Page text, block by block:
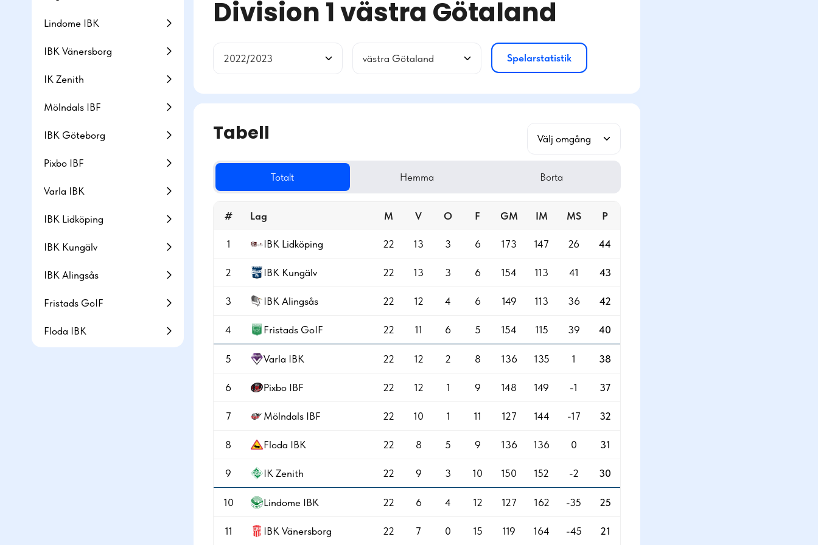
Lindome IBK
IBK Vänersborg
IK Zenith
Mölndals IBF
IBK Göteborg
Pixbo IBF
Varla IBK
IBK Lidköping
IBK Kungälv
IBK Alingsås
Fristads GoIF
Floda IBK
Division 1 västra Götaland
2022/2023 västra Götaland Spelarstatistik
Tabell Välj omgång
Totalt Hemma Borta
# Lag M V O F GM IM MS P
1 IBK Lidköping 22 13 3 6 173 147 26 44
2 IBK Kungälv 22 13 3 6 154 113 41 43
3 IBK Alingsås 22 12 4 6 149 113 36 42
4 Fristads GoIF 22 11 6 5 154 115 39 40
5 Varla IBK 22 12 2 8 136 135 1 38
6 Pixbo IBF 22 12 1 9 148 149 -1 37
7 Mölndals IBF 22 10 1 11 127 144 -17 32
8 Floda IBK 22 8 5 9 136 136 0 31
9 IK Zenith 22 9 3 10 150 152 -2 30
10 Lindome IBK 22 6 4 12 127 162 -35 25
11 IBK Vänersborg 22 7 0 15 119 164 -45 21